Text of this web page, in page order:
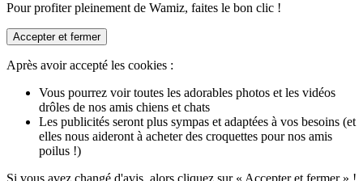
Pour profiter pleinement de Wamiz, faites le bon clic !
Accepter et fermer
Après avoir accepté les cookies :
Vous pourrez voir toutes les adorables photos et les vidéos
drôles de nos amis chiens et chats
Les publicités seront plus sympas et adaptées à vos besoins (et
elles nous aideront à acheter des croquettes pour nos amis
poilus !)